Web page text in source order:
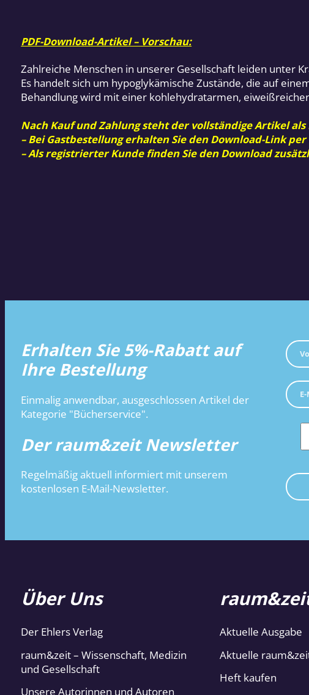
PDF-Download-Artikel – Vorschau:
Zahlreiche Menschen in unserer Gesellschaft leiden unter
Es handelt sich um hypoglykämische Zustände, die auf
Behandlung wird mit einer kohlehydratarmen,
Nach Kauf und Zahlung steht der vollständige Artikel als
– Bei Gastbestellung erhalten Sie den Download-Link
– Als registrierter Kunde finden Sie den Download
Erhalten Sie 5%-Rabatt auf
Ihre Bestellung
Einmalig anwendbar, ausgeschlossen Artikel der
Kategorie "Bücherservice".
Der raum&zeit Newsletter
Regelmäßig aktuell informiert mit unserem
kostenlosen E-Mail-Newsletter.
Über Uns
Der Ehlers Verlag
raum&zeit – Wissenschaft, Medizin
und Gesellschaft
Unsere Autorinnen und Autoren
Aktuelle Ausgabe
Aktuelle
Heft kaufen